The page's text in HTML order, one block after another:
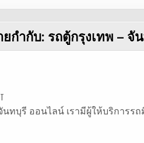
ยกำกับ: รถตู้กรุงเทพ – จั
ON
ตั๋วนทบุรี ออนไลน์ เรามีผู้ให้บริการ